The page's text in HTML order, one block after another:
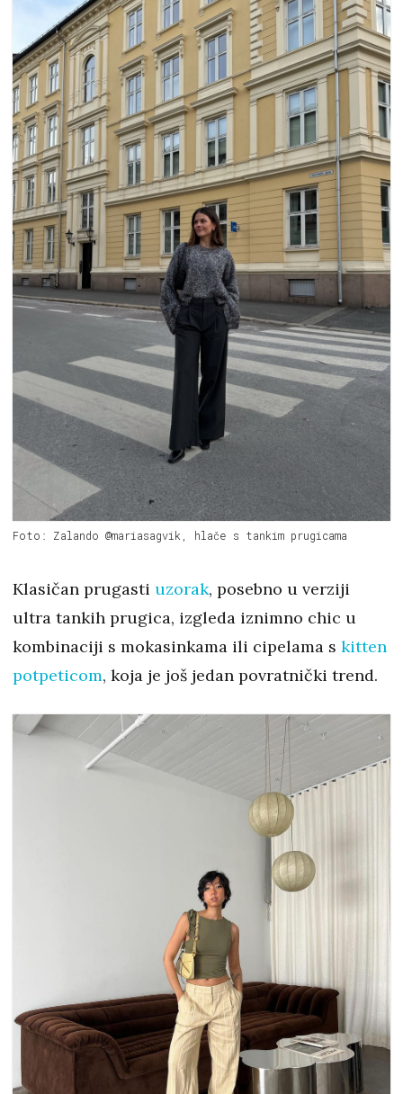
Foto: Zalando @mariasagvik, hlače s tankim prugicama
Klasičan prugasti uzorak, posebno u verziji
ultra tankih prugica, izgleda iznimno chic u
kombinaciji s mokasinkama ili cipelama s kitten
potpeticom, koja je još jedan povratnički trend.